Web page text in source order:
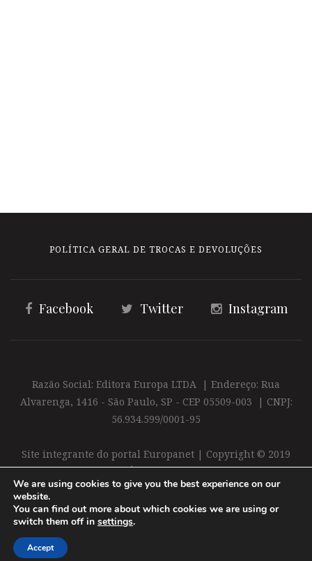
POLÍTICA GERAL DE TROCAS E DEVOLUÇÕES
Facebook Twitter Instagram
Razão Social: Editora Europa LTDA | Endereço: Rua
Alvarenga, 1416 - São Paulo, SP - CEP 05509-003 | CNPJ:
56.934.599/0001-95
Site integrante do portal Europanet | Copyright © 2019
Editora Europa Ltda. É proibida a reprodução total ou
parcial do conteúdo deste site
We are using cookies to give you the best experience on our
website.
You can find out more about which cookies we are using or
switch them off in settings.
Accept